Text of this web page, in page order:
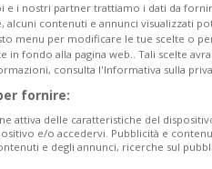
i nostri partner trattiamo i dati da
alcuni contenuti e annunci visualizzati
menu per modificare le tue scelte o
in fondo alla pagina web.. Tali scelte
consulta l'Informativa sulla
fornire:
attiva delle caratteristiche del
e/o accedervi. Pubblicità e
e degli annunci, ricerche sul